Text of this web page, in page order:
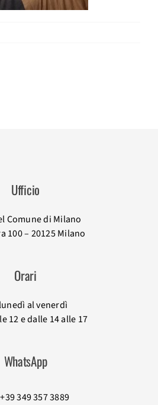
Ufficio
Comune di Milano
100 – 20125 Milano
Orari
al venerdì
12 e dalle 14 alle 17
WhatsApp
+39 349 357 3889